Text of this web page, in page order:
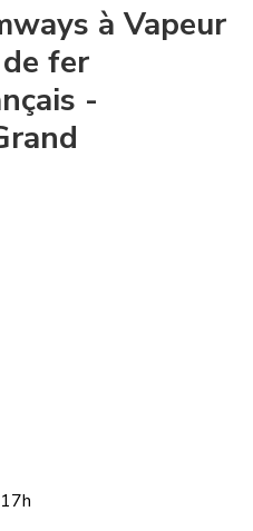
à Vapeur
fer
-